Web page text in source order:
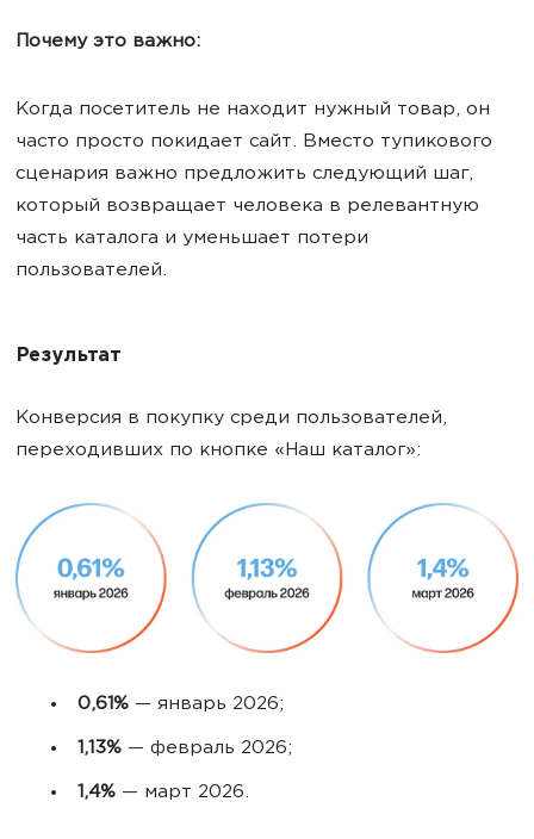
Почему это важно:
Когда посетитель не находит нужный товар, он
часто просто покидает сайт. Вместо тупикового
сценария важно предложить следующий шаг,
который возвращает человека в релевантную
часть каталога и уменьшает потери
пользователей.
Результат
Конверсия в покупку среди пользователей,
переходивших по кнопке «Наш каталог»:
0,61% — январь 2026;
1,13% — февраль 2026;
1,4% — март 2026.